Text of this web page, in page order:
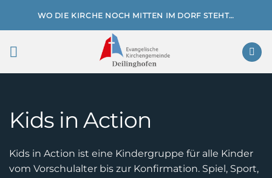
WO DIE KIRCHE NOCH MITTEN IM DORF STEHT…
Kids in Action
Kids in Action ist eine Kindergruppe für alle Kinder
vom Vorschulalter bis zur Konfirmation. Spiel, Sport,